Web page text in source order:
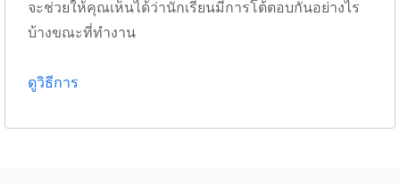
จะช่วยให้คุณเห็นได้ว่านักเรียนมีการโต้ตอบกันอย่างไร
บ้างขณะที่ทำงาน
ดูวิธีการ